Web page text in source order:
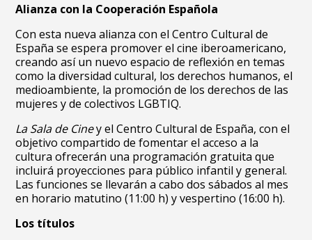
Alianza con la Cooperación Española
Con esta nueva alianza con el Centro Cultural de
España se espera promover el cine iberoamericano,
creando así un nuevo espacio de reflexión en temas
como la diversidad cultural, los derechos humanos, el
medioambiente, la promoción de los derechos de las
mujeres y de colectivos LGBTIQ.
La Sala de Ciney el Centro Cultural de España, con el
objetivo compartido de fomentar el acceso a la
cultura ofrecerán una programación gratuita que
incluirá proyecciones para público infantil y general.
Las funciones se llevarán a cabo dos sábados al mes
en horario matutino (11:00 h) y vespertino (16:00 h).
Los títulos